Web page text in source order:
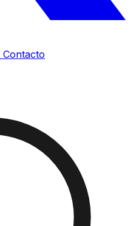
Contacto